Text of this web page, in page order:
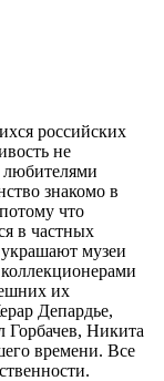
российских
не
любителями
знакомо в
что
в частных
музеи
их
Депардье,
Горбачев, Никита
времени. Все